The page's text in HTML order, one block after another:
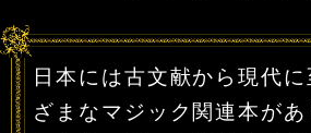
日本には古文献から現代に
ざまなマジック関連本が